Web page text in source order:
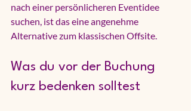
nach einer persönlicheren Eventidee
suchen, ist das eine angenehme
Alternative zum klassischen Offsite.
Was du vor der Buchung
kurz bedenken solltest